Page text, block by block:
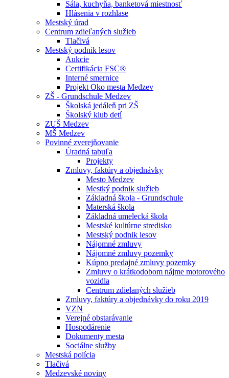
Sála, kuchyňa, banketová miestnosť
Hlásenia v rozhlase
Mestský úrad
Centrum zdieľaných služieb
Tlačivá
Mestský podnik lesov
Aukcie
Certifikácia FSC®
Interné smernice
Projekt Oko mesta Medzev
ZŠ - Grundschule Medzev
Školská jedáleň pri ZŠ
Školský klub detí
ZUŠ Medzev
MŠ Medzev
Povinné zverejňovanie
Úradná tabuľa
Projekty
Zmluvy, faktúry a objednávky
Mesto Medzev
Mestký podnik služieb
Základná škola - Grundschule
Materská škola
Základná umelecká škola
Mestské kultúrne stredisko
Mestský podnik lesov
Nájomné zmluvy
Nájomné zmluvy pozemky
Kúpno predajné zmluvy pozemky
Zmluvy o krátkodobom nájme motorového
vozidla
Centrum zdielaných služieb
Zmluvy, faktúry a objednávky do roku 2019
VZN
Verejné obstarávanie
Hospodárenie
Dokumenty mesta
Sociálne služby
Mestská polícia
Tlačivá
Medzevské noviny